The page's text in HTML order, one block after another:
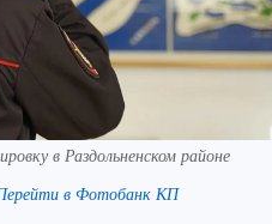
в Раздольненском районе
в Фотобанк КП